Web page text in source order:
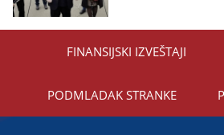
FINANSIЈSKI IZVEŠTAЈI
PODMLADAK STRANKE